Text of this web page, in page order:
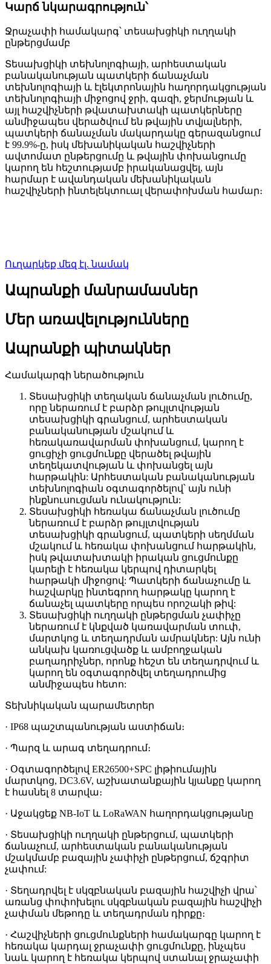
Կարճ նկարագրություն՝
Ջրաչափի համակարգ՝ տեսախցիկի ուղղակի
ընթերցմամբ
Տեսախցիկի տեխնոլոգիայի, արհեստական ​​
բանականության պատկերի ճանաչման
տեխնոլոգիայի և էլեկտրոնային հաղորդակցության
տեխնոլոգիայի միջոցով ջրի, գազի, ջերմության և
այլ հաշվիչների թվատախտակի պատկերները
անմիջապես վերածվում են թվային տվյալների,
պատկերի ճանաչման մակարդակը գերազանցում
է 99.9%-ը, իսկ մեխանիկական հաշվիչների
ավտոմատ ընթերցումը և թվային փոխանցումը
կարող են հեշտությամբ իրականացվել, այն
հարմար է ավանդական մեխանիկական
հաշվիչների ինտելեկտուալ վերափոխման համար։
Ուղարկեք մեզ էլ. նամակ
Ապրանքի մանրամասներ
Մեր առավելությունները
Ապրանքի պիտակներ
Համակարգի ներածություն
Տեսախցիկի տեղական ճանաչման լուծումը,
որը ներառում է բարձր թույլտվության
տեսախցիկի գրանցում, արհեստական ​​
բանականության մշակում և
հեռակառավարման փոխանցում, կարող է
ցուցիչի ցուցմունքը վերածել թվային
տեղեկատվության և փոխանցել այն
հարթակին: Արհեստական ​​բանականության
տեխնոլոգիան օգտագործելով՝ այն ունի
ինքնուսուցման ունակություն:
Տեսախցիկի հեռակա ճանաչման լուծումը
ներառում է բարձր թույլտվության
տեսախցիկի գրանցում, պատկերի սեղմման
մշակում և հեռակա փոխանցում հարթակին,
իսկ թվատախտակի իրական ցուցմունքը
կարելի է հեռակա կերպով դիտարկել
հարթակի միջոցով: Պատկերի ճանաչումը և
հաշվարկը ինտեգրող հարթակը կարող է
ճանաչել պատկերը որպես որոշակի թիվ:
Տեսախցիկի ուղղակի ընթերցման չափիչը
ներառում է կնքված կառավարման տուփ,
մարտկոց և տեղադրման ամրակներ: Այն ունի
անկախ կառուցվածք և ամբողջական
բաղադրիչներ, որոնք հեշտ են տեղադրվում և
կարող են օգտագործվել տեղադրումից
անմիջապես հետո:
Տեխնիկական պարամետրեր
· IP68 պաշտպանության աստիճան։
· Պարզ և արագ տեղադրում։
· Օգտագործելով ER26500+SPC լիթիումային
մարտկոց, DC3.6V, աշխատանքային կյանքը կարող
է հասնել 8 տարվա։
· Աջակցեք NB-IoT և LoRaWAN հաղորդակցությանը
· Տեսախցիկի ուղղակի ընթերցում, պատկերի
ճանաչում, արհեստական ​​բանականության
մշակմամբ բազային չափիչի ընթերցում, ճշգրիտ
չափում:
· Տեղադրվել է սկզբնական բազային հաշվիչի վրա՝
առանց փոփոխելու սկզբնական բազային հաշվիչի
չափման մեթոդը և տեղադրման դիրքը։
· Հաշվիչների ցուցմունքների համակարգը կարող է
հեռակա կարդալ ջրաչափի ցուցմունքը, ինչպես
նաև կարող է հեռակա կերպով ստանալ ջրաչափի